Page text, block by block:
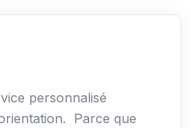
personnalisé
Parce que